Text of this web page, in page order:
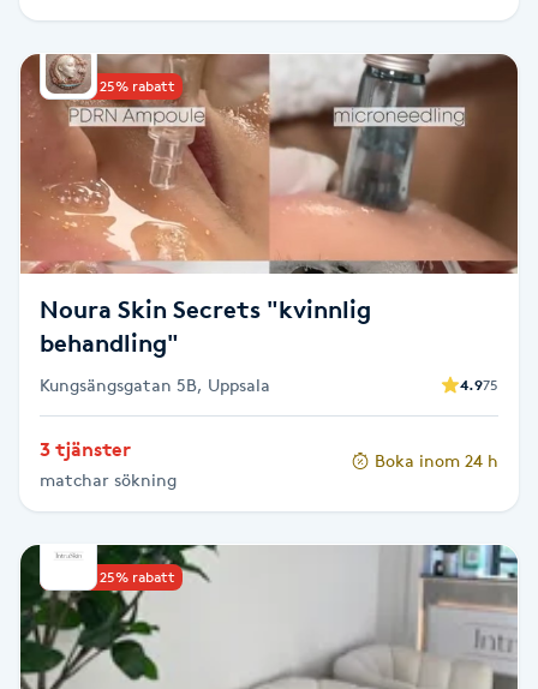
Sugaring
Svensk massage
Svettbehandling
T
Tuina-massage
Taktil massage
Tandblekning
Tatuering
Tatueringsborttagning
Upp till 25% rabatt
Noura Skin Secrets "kvinnlig
behandling"
Kungsängsgatan 5B, Uppsala 4.975
3 tjänster
matchar sökning
Boka inom 24 h
Upp till 25% rabatt